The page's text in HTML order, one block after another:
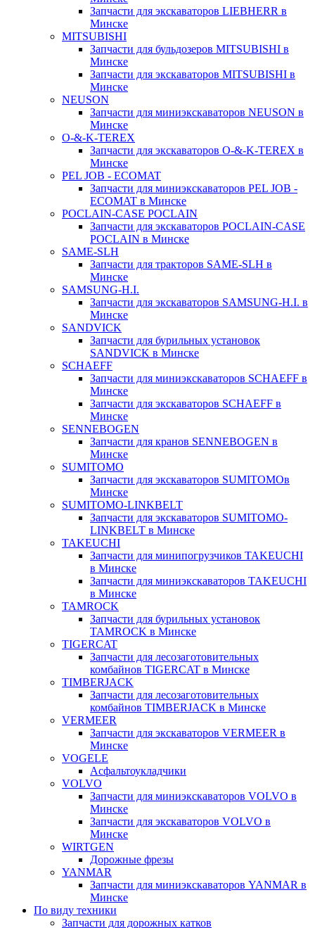
Запчасти для экскаваторов LIEBHERR в
Минске
MITSUBISHI
Запчасти для бульдозеров MITSUBISHI в
Минске
Запчасти для экскаваторов MITSUBISHI в
Минске
NEUSON
Запчасти для миниэкскаваторов NEUSON в
Минске
O-&-K-TEREX
Запчасти для экскаваторов O-&-K-TEREX в
Минске
PEL JOB - ECOMAT
Запчасти для миниэкскаваторов PEL JOB -
ECOMAT в Минске
POCLAIN-CASE POCLAIN
Запчасти для экскаваторов POCLAIN-CASE
POCLAIN в Минске
SAME-SLH
Запчасти для тракторов SAME-SLH в
Минске
SAMSUNG-H.I.
Запчасти для экскаваторов SAMSUNG-H.I. в
Минске
SANDVICK
Запчасти для бурильных установок
SANDVICK в Минске
SCHAEFF
Запчасти для миниэкскаваторов SCHAEFF в
Минске
Запчасти для экскаваторов SCHAEFF в
Минске
SENNEBOGEN
Запчасти для кранов SENNEBOGEN в
Минске
SUMITOMO
Запчасти для экскаваторов SUMITOMOв
Минске
SUMITOMO-LINKBELT
Запчасти для экскаваторов SUMITOMO-
LINKBELT в Минске
TAKEUCHI
Запчасти для минипогрузчиков TAKEUCHI
в Минске
Запчасти для миниэкскаваторов TAKEUCHI
в Минске
TAMROCK
Запчасти для бурильных установок
TAMROCK в Минске
TIGERCAT
Запчасти для лесозаготовительных
комбайнов TIGERCAT в Минске
TIMBERJACK
Запчасти для лесозаготовительных
комбайнов TIMBERJACK в Минске
VERMEER
Запчасти для экскаваторов VERMEER в
Минске
VOGELE
Асфальтоукладчики
VOLVO
Запчасти для миниэкскаваторов VOLVO в
Минске
Запчасти для экскаваторов VOLVO в
Минске
WIRTGEN
Дорожные фрезы
YANMAR
Запчасти для миниэкскаваторов YANMAR в
Минске
По виду техники
Запчасти для дорожных катков